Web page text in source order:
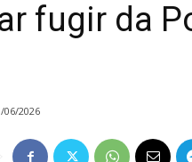
fugir da
06/2026